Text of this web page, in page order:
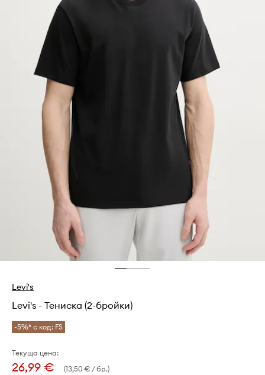
Levi's
Levi's - Тениска (2-бройки)
-5%* с код: FS
Текуща цена:
26,99 €
(13,50 € / бр.)